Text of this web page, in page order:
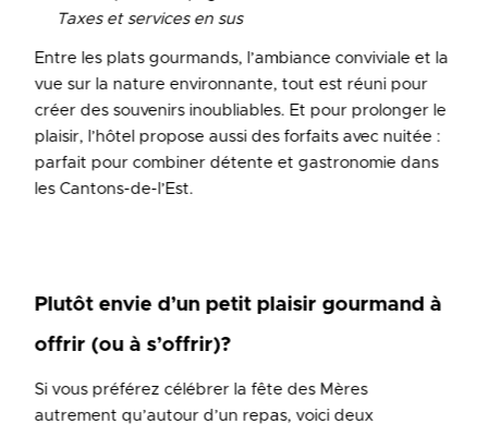
Taxes et services en sus
Entre les plats gourmands, l’ambiance conviviale et la
vue sur la nature environnante, tout est réuni pour
créer des souvenirs inoubliables. Et pour prolonger le
plaisir, l’hôtel propose aussi des forfaits avec nuitée :
parfait pour combiner détente et gastronomie dans
les Cantons-de-l’Est.
Plutôt envie d’un petit plaisir gourmand à
offrir (ou à s’offrir)?
Si vous préférez célébrer la fête des Mères
autrement qu’autour d’un repas, voici deux